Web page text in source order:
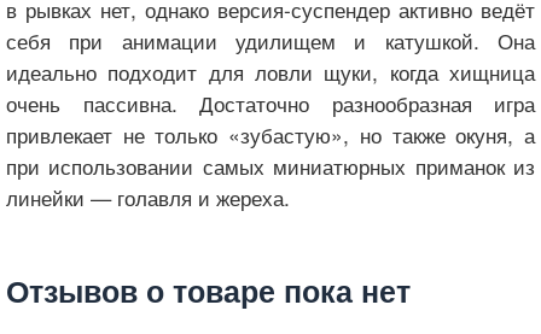
в рывках нет, однако версия-суспендер активно ведёт
себя при анимации удилищем и катушкой. Она
идеально подходит для ловли щуки, когда хищница
очень пассивна. Достаточно разнообразная игра
привлекает не только «зубастую», но также окуня, а
при использовании самых миниатюрных приманок из
линейки — голавля и жереха.
Отзывов о товаре пока нет